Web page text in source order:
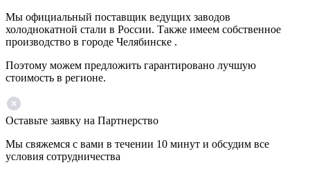
Мы официальный поставщик ведущих заводов
холоднокатной стали в России. Также имеем собственное
производство в городе Челябинске .
Поэтому можем предложить гарантировано лучшую
стоимость в регионе.
Оставьте заявку на Партнерство
Мы свяжемся с вами в течении 10 минут и обсудим все
условия сотрудничества